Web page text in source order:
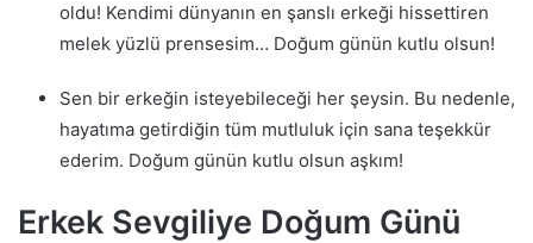
oldu! Kendimi dünyanın en şanslı erkeği hissettiren
melek yüzlü prensesim… Doğum günün kutlu olsun!
Sen bir erkeğin isteyebileceği her şeysin. Bu nedenle,
hayatıma getirdiğin tüm mutluluk için sana teşekkür
ederim. Doğum günün kutlu olsun aşkım!
Erkek Sevgiliye Doğum Günü